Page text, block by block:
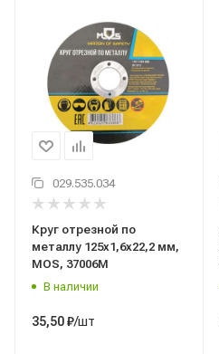
029.535.034
Круг отрезной по
металлу 125x1,6x22,2 мм,
MOS, 37006М
В наличии
35,50₽/шт